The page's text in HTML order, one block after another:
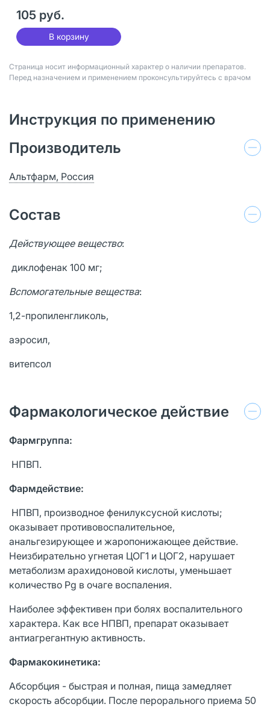
105 руб.
В корзину
Страница носит информационный характер о наличии препаратов.
Перед назначением и применением проконсультируйтесь с врачом
Инструкция по применению
Производитель
Альтфарм, Россия
Состав
Действующее вещество:
диклофенак 100 мг;
Вспомогательные вещества:
1,2-пропиленгликоль,
аэросил,
витепсол
Фармакологическое действие
Фармгруппа:
НПВП.
Фармдействие:
НПВП, производное фенилуксусной кислоты;
оказывает противовоспалительное,
анальгезирующее и жаропонижающее действие.
Неизбирательно угнетая ЦОГ1 и ЦОГ2, нарушает
метаболизм арахидоновой кислоты, уменьшает
количество Pg в очаге воспаления.
Наиболее эффективен при болях воспалительного
характера. Как все НПВП, препарат оказывает
антиагрегантную активность.
Фармакокинетика:
Абсорбция - быстрая и полная, пища замедляет
скорость абсорбции. После перорального приема 50